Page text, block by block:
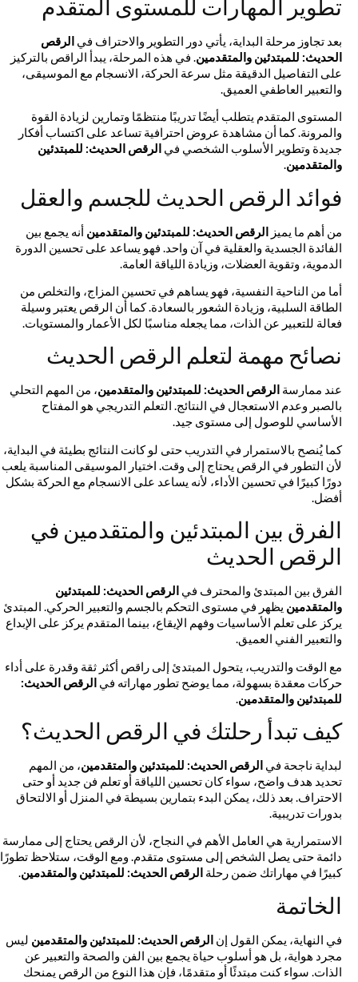
تطوير المهارات للمستوى المتقدم
بعد تجاوز مرحلة البداية، يأتي دور التطوير والاحتراف في الرقص
الحديث: للمبتدئين والمتقدمين. في هذه المرحلة، يبدأ الراقص بالتركيز
على التفاصيل الدقيقة مثل سرعة الحركة، الانسجام مع الموسيقى،
والتعبير العاطفي العميق.
المستوى المتقدم يتطلب أيضًا تدريبًا منتظمًا وتمارين لزيادة القوة
والمرونة. كما أن مشاهدة عروض احترافية تساعد على اكتساب أفكار
جديدة وتطوير الأسلوب الشخصي في الرقص الحديث: للمبتدئين
والمتقدمين.
فوائد الرقص الحديث للجسم والعقل
من أهم ما يميز الرقص الحديث: للمبتدئين والمتقدمينأنه يجمع بين
الفائدة الجسدية والعقلية في آن واحد. فهو يساعد على تحسين الدورة
الدموية، وتقوية العضلات، وزيادة اللياقة العامة.
أما من الناحية النفسية، فهو يساهم في تحسين المزاج، والتخلص من
الطاقة السلبية، وزيادة الشعور بالسعادة. كما أن الرقص يعتبر وسيلة
فعالة للتعبير عن الذات، مما يجعله مناسبًا لكل الأعمار والمستويات.
نصائح مهمة لتعلم الرقص الحديث
عند ممارسةالرقص الحديث: للمبتدئين والمتقدمين، من المهم التحلي
بالصبر وعدم الاستعجال في النتائج. التعلم التدريجي هو المفتاح
الأساسي للوصول إلى مستوى جيد.
كما يُنصح بالاستمرار في التدريب حتى لو كانت النتائج بطيئة في البداية،
لأن التطور في الرقص يحتاج إلى وقت. اختيار الموسيقى المناسبة يلعب
دورًا كبيرًا في تحسين الأداء، لأنه يساعد على الانسجام مع الحركة بشكل
أفضل.
الفرق بين المبتدئين والمتقدمين في
الرقص الحديث
الفرق بين المبتدئ والمحترف في الرقص الحديث: للمبتدئين
والمتقدمينيظهر في مستوى التحكم بالجسم والتعبير الحركي. المبتدئ
يركز على تعلم الأساسيات وفهم الإيقاع، بينما المتقدم يركز على الإبداع
والتعبير الفني العميق.
مع الوقت والتدريب، يتحول المبتدئ إلى راقص أكثر ثقة وقدرة على أداء
حركات معقدة بسهولة، مما يوضح تطور مهاراته في الرقص الحديث:
للمبتدئين والمتقدمين.
كيف تبدأ رحلتك في الرقص الحديث؟
لبداية ناجحة في الرقص الحديث: للمبتدئين والمتقدمين، من المهم
تحديد هدف واضح، سواء كان تحسين اللياقة أو تعلم فن جديد أو حتى
الاحتراف. بعد ذلك، يمكن البدء بتمارين بسيطة في المنزل أو الالتحاق
بدورات تدريبية.
الاستمرارية هي العامل الأهم في النجاح، لأن الرقص يحتاج إلى ممارسة
دائمة حتى يصل الشخص إلى مستوى متقدم. ومع الوقت، ستلاحظ تطورًا
كبيرًا في مهاراتك ضمن رحلةالرقص الحديث: للمبتدئين والمتقدمين.
الخاتمة
في النهاية، يمكن القول إنالرقص الحديث: للمبتدئين والمتقدمينليس
مجرد هواية، بل هو أسلوب حياة يجمع بين الفن والصحة والتعبير عن
الذات. سواء كنت مبتدئًا أو متقدمًا، فإن هذا النوع من الرقص يمنحك